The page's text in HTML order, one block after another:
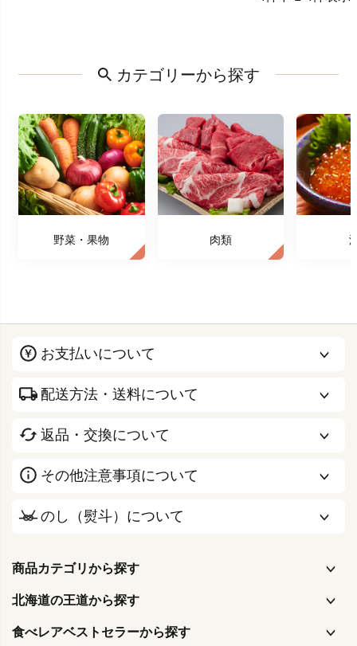
カテゴリーから探す
野菜・果物 肉類
お支払いについて
配送方法・送料について
返品・交換について
その他注意事項について
のし（熨斗）について
商品カテゴリから探す
北海道の王道から探す
食べレアベストセラーから探す